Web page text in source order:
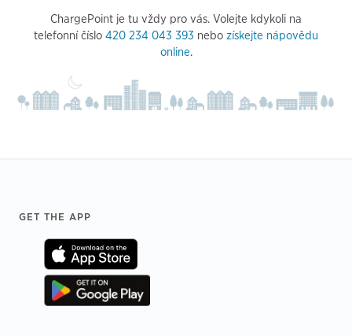
ChargePoint je tu vždy pro vás. Volejte kdykoli na
telefonní číslo 420 234 043 393 nebo získejte nápovědu
online.
Footer
GET THE APP